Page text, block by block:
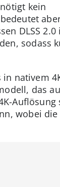
kein
DLSS
sodass
nativem
das
Auflösung
wobei